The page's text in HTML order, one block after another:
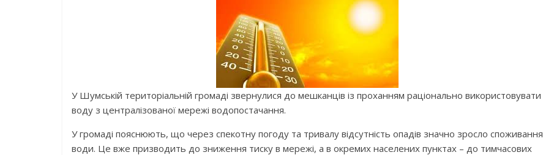
У Шумській територіальній громаді звернулися до мешканців із проханням раціонально використовувати
воду з централізованої мережі водопостачання.
У громаді пояснюють, що через спекотну погоду та тривалу відсутність опадів значно зросло споживання
води. Це вже призводить до зниження тиску в мережі, а в окремих населених пунктах – до тимчасових